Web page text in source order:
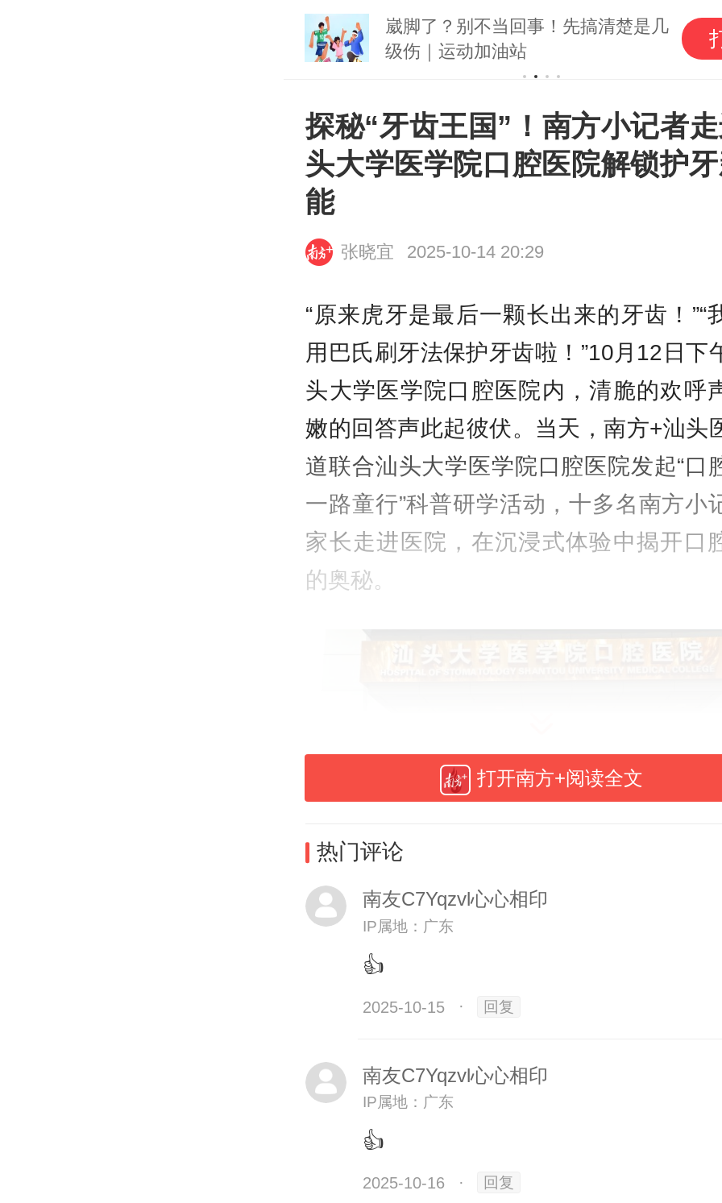
崴脚了？别不当回事！先搞清楚是几
级伤｜运动加油站
探秘“牙齿王国”！南方小记者
头大学医学院口腔医院解锁护
能
张晓宜 2025-10-14 20:29
“原来虎牙是最后一颗长出来的牙齿！”“
用巴氏刷牙法保护牙齿啦！”10月12日下
头大学医学院口腔医院内，清脆的欢呼
嫩的回答声此起彼伏。当天，南方+汕头
道联合汕头大学医学院口腔医院发起“口
一路童行”科普研学活动，十多名南方小
家长走进医院，在沉浸式体验中揭开口
的奥秘。
晰展示各种护牙小知识。活动伊始，讲
身亲切的护士姐姐，带领小记者们开启“
国”探索之旅，让每一间诊室变成了生动
打开南方+阅读全文
热门评论
南友C7Yqzvl心心相印
IP属地：广东
👍
2025-10-15 · 回复
南友C7Yqzvl心心相印
IP属地：广东
👍
2025-10-16 · 回复